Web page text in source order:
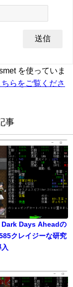
を使っていま
らをご覧くださ
事
Days Aheadの
クレイジーな研究